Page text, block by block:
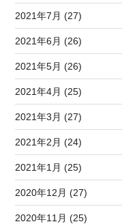
2021年7月 (27)
2021年6月 (26)
2021年5月 (26)
2021年4月 (25)
2021年3月 (27)
2021年2月 (24)
2021年1月 (25)
2020年12月 (27)
2020年11月 (25)